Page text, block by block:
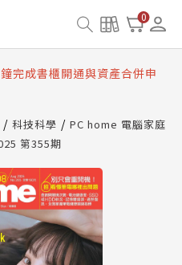
0
讀資產合併與書櫃開通申請
通常見問題
完成書櫃開通與資產合併申
讀資產合併與書櫃開通申請
科技科學
PC home 電腦家庭
第355期